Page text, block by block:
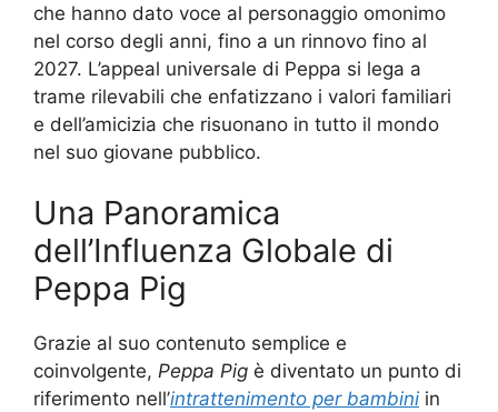
che hanno dato voce al personaggio omonimo
nel corso degli anni, fino a un rinnovo fino al
2027. L’appeal universale di Peppa si lega a
trame rilevabili che enfatizzano i valori familiari
e dell’amicizia che risuonano in tutto il mondo
nel suo giovane pubblico.
Una Panoramica
dell’Influenza Globale di
Peppa Pig
Grazie al suo contenuto semplice e
coinvolgente, Peppa Pig è diventato un punto di
riferimento nell’intrattenimento per bambini in